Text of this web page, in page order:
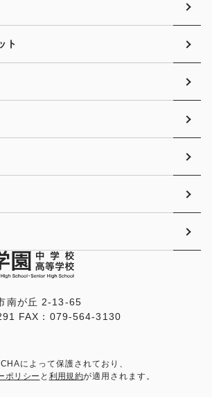
南が丘 2-13-65
FAX：079-564-3130
によって保護されており、
ポリシー と 利用規約が適用されます。
ト